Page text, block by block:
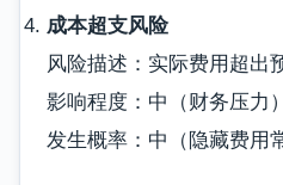
成本超支风险
风险描述：实际费用超出
影响程度：中（财务压力）
发生概率：中（隐藏费用